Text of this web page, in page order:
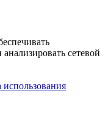
сетевой